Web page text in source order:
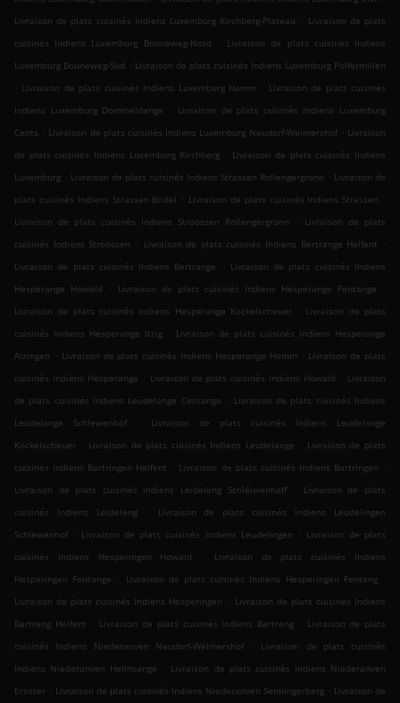
Livraison de plats cuisinés Indiens Luxemburg Kirchberg-Plateau . Livraison de plats
cuisinés Indiens Luxemburg Bonneweg-Nord
. Livraison de plats cuisinés Indiens
Luxemburg Bouneweg-Süd . Livraison de plats cuisinés Indiens Luxemburg Polfermillen
. Livraison de plats cuisinés Indiens Luxemburg Hamm . Livraison de plats cuisinés
Indiens Luxemburg Dommeldange
. Livraison de plats cuisinés Indiens Luxemburg
Cents . Livraison de plats cuisinés Indiens Luxemburg Neudorf-Weimershof . Livraison
de plats cuisinés Indiens Luxemburg Kirchberg . Livraison de plats cuisinés Indiens
Luxemburg . Livraison de plats cuisinés Indiens Strassen Rollengergronn . Livraison de
plats cuisinés Indiens Strassen Bridel . Livraison de plats cuisinés Indiens Strassen .
Livraison de plats cuisinés Indiens Stroossen Rollengergronn
. Livraison de plats
cuisinés Indiens Stroossen
. Livraison de plats cuisinés Indiens Bertrange Helfent
.
Livraison de plats cuisinés Indiens Bertrange
. Livraison de plats cuisinés Indiens
Hesperange Howald
. Livraison de plats cuisinés Indiens Hesperange Fentange
.
Livraison de plats cuisinés Indiens Hesperange Kockelscheuer . Livraison de plats
cuisinés Indiens Hesperange Itzig . Livraison de plats cuisinés Indiens Hesperange
Alzingen . Livraison de plats cuisinés Indiens Hesperange Hamm . Livraison de plats
cuisinés Indiens Hesperange . Livraison de plats cuisinés Indiens Howald . Livraison
de plats cuisinés Indiens Leudelange Cessange . Livraison de plats cuisinés Indiens
Leudelange Schlewenhof
.
Livraison de plats cuisinés Indiens Leudelange
Kockelscheuer . Livraison de plats cuisinés Indiens Leudelange . Livraison de plats
cuisinés Indiens Bartringen Helfent . Livraison de plats cuisinés Indiens Bartringen .
Livraison de plats cuisinés Indiens Leideleng Schléiwenhaff
.
Livraison de plats
cuisinés Indiens Leideleng
.
Livraison de plats cuisinés Indiens Leudelingen
Schlewenhof . Livraison de plats cuisinés Indiens Leudelingen . Livraison de plats
cuisinés Indiens Hesperingen Howald
.
Livraison de plats cuisinés Indiens
Hesperingen Fentange
. Livraison de plats cuisinés Indiens Hesperingen Fenteng .
Livraison de plats cuisinés Indiens Hesperingen
. Livraison de plats cuisinés Indiens
Bartreng Helfent
. Livraison de plats cuisinés Indiens Bartreng . Livraison de plats
cuisinés Indiens Niederanven Neudorf-Weimershof
.
Livraison de plats cuisinés
Indiens Niederanven Helmsange
. Livraison de plats cuisinés Indiens Niederanven
Ernster . Livraison de plats cuisinés Indiens Niederanven Senningerberg . Livraison de